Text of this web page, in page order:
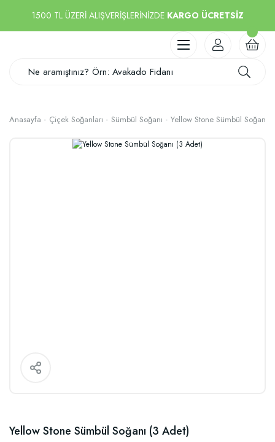
1500 TL ÜZERİ ALIŞVERİŞLERİNİZDE KARGO ÜCRETSİZ
Anasayfa Çiçek Soğanları Sümbül Soğanı Yellow Stone Sümbül Soğanı
Yellow Stone Sümbül Soğanı (3 Adet)